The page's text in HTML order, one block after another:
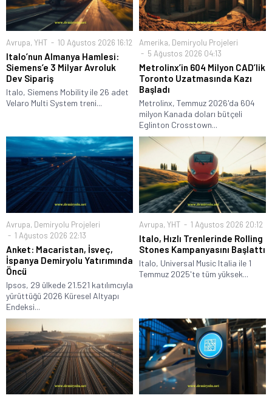
Avrupa, YHT 10 Ağustos 2026 16:12
Italo’nun Almanya Hamlesi:
Siemens’e 3 Milyar Avroluk
Dev Sipariş
Italo, Siemens Mobility ile 26 adet
Velaro Multi System treni...
Amerika, Demiryolu Projeleri
5 Ağustos 2026 04:13
Metrolinx’in 604 Milyon CAD’lik
Toronto Uzatmasında Kazı
Başladı
Metrolinx, Temmuz 2026'da 604
milyon Kanada doları bütçeli
Eglinton Crosstown...
Avrupa, Demiryolu Projeleri
1 Ağustos 2026 22:13
Anket: Macaristan, İsveç,
İspanya Demiryolu Yatırımında
Öncü
Ipsos, 29 ülkede 21.521 katılımcıyla
yürüttüğü 2026 Küresel Altyapı
Endeksi...
Avrupa, YHT 1 Ağustos 2026 20:12
Italo, Hızlı Trenlerinde Rolling
Stones Kampanyasını Başlattı
Italo, Universal Music Italia ile 1
Temmuz 2025'te tüm yüksek...